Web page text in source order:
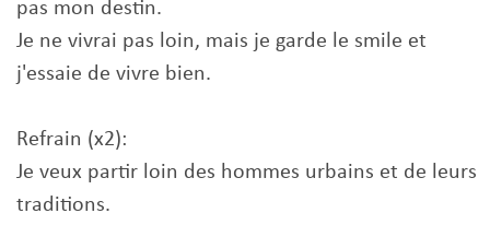
pas mon destin.
Je ne vivrai pas loin, mais je garde le smile et
j'essaie de vivre bien.
Refrain (x2):
Je veux partir loin des hommes urbains et de leurs
traditions.